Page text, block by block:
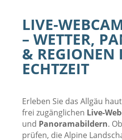
LIVE-
– WETTER,
& REGIONEN
ECHTZEIT
Erleben Sie das Allgäu
frei zugänglichen Live-
und Panoramabildern.
prüfen, die Alpine